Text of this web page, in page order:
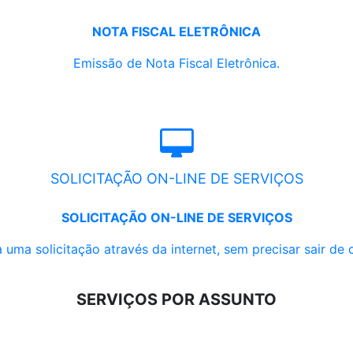
NOTA FISCAL ELETRÔNICA
Emissão de Nota Fiscal Eletrônica.
SOLICITAÇÃO ON-LINE DE SERVIÇOS
SOLICITAÇÃO ON-LINE DE SERVIÇOS
uma solicitação através da internet, sem precisar sair de
SERVIÇOS POR ASSUNTO